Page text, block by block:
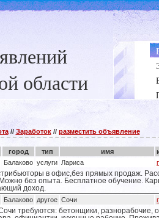
области
// Заработок// разместить объявление
город тип имя
Балаково услуги Лариса
в офис,без прямых продаж.
без опыта. Бесплатное обучение.
доход.
Балаково другое Сочи
требуются: бетонщики, разнорабочие,